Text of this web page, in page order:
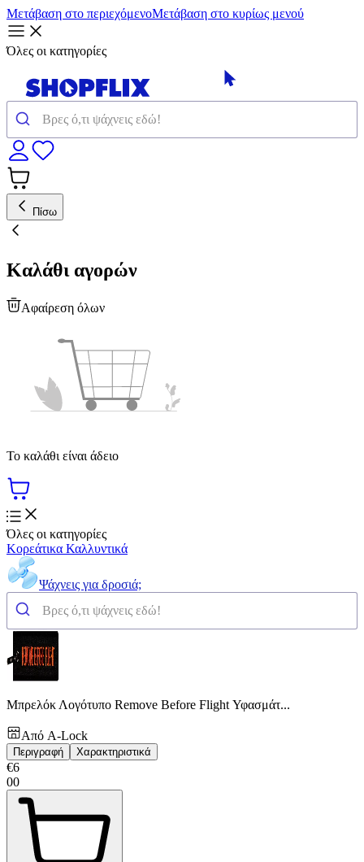
Μετάβαση στο περιεχόμενοΜετάβαση στο κυρίως μενού
Όλες οι κατηγορίες
Πίσω
Καλάθι αγορών
Αφαίρεση όλων
Το καλάθι είναι άδειο
Όλες οι κατηγορίες
Κορεάτικα Καλλυντικά
Ψάχνεις για δροσιά;
Μπρελόκ Λογότυπο Remove Before Flight Υφασμάτ...
Από A-Lock
Περιγραφή Χαρακτηριστικά
€6
00